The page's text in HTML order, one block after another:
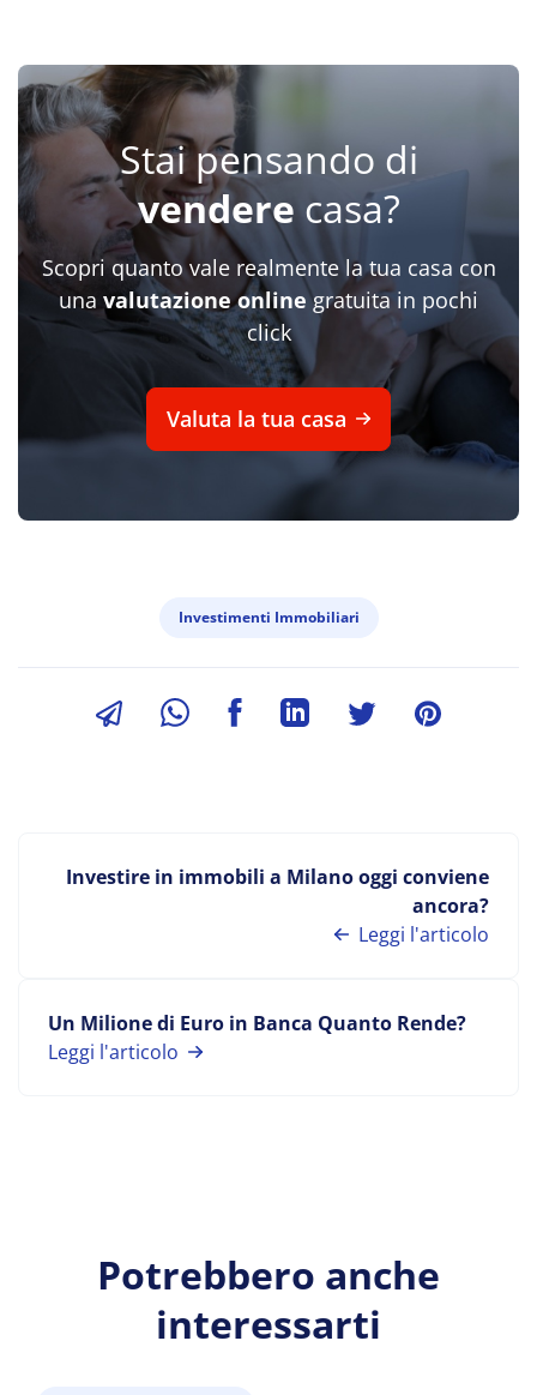
Stai pensando di
vendere casa?
Scopri quanto vale realmente la tua casa con
una valutazione onlinegratuita in pochi
click
Valuta la tua casa
Investimenti Immobiliari
Investire in immobili a Milano oggi conviene
ancora?
Leggi l'articolo
Un Milione di Euro in Banca Quanto Rende?
Leggi l'articolo
Potrebbero anche
interessarti